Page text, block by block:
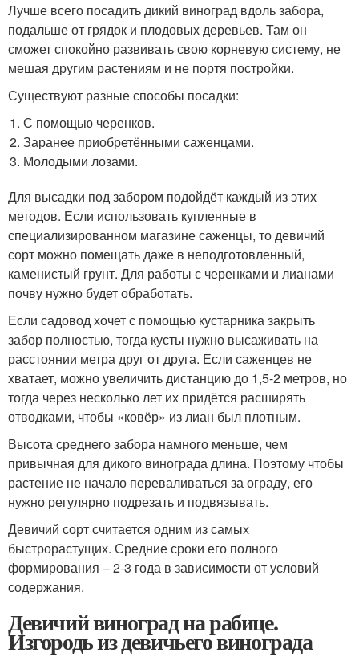
Лучше всего посадить дикий виноград вдоль забора,
подальше от грядок и плодовых деревьев. Там он
сможет спокойно развивать свою корневую систему, не
мешая другим растениям и не портя постройки.
Существуют разные способы посадки:
С помощью черенков.
Заранее приобретёнными саженцами.
Молодыми лозами.
Для высадки под забором подойдёт каждый из этих
методов. Если использовать купленные в
специализированном магазине саженцы, то девичий
сорт можно помещать даже в неподготовленный,
каменистый грунт. Для работы с черенками и лианами
почву нужно будет обработать.
Если садовод хочет с помощью кустарника закрыть
забор полностью, тогда кусты нужно высаживать на
расстоянии метра друг от друга. Если саженцев не
хватает, можно увеличить дистанцию до 1,5-2 метров, но
тогда через несколько лет их придётся расширять
отводками, чтобы «ковёр» из лиан был плотным.
Высота среднего забора намного меньше, чем
привычная для дикого винограда длина. Поэтому чтобы
растение не начало переваливаться за ограду, его
нужно регулярно подрезать и подвязывать.
Девичий сорт считается одним из самых
быстрорастущих. Средние сроки его полного
формирования – 2-3 года в зависимости от условий
содержания.
Девичий виноград на рабице.
Изгородь из девичьего винограда